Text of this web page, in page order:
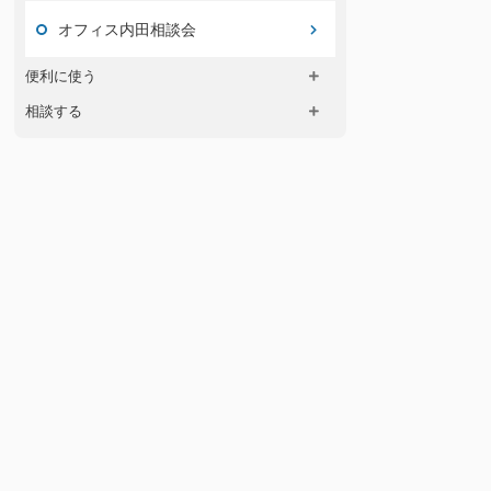
オフィス内田相談会
便利に使う
相談する